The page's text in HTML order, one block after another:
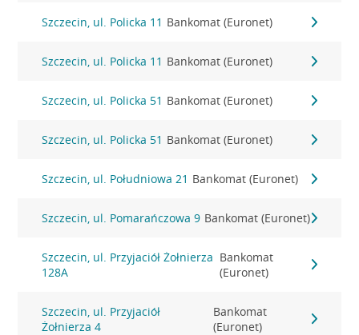
Szczecin, ul. Policka 11 Bankomat (Euronet)
Szczecin, ul. Policka 11 Bankomat (Euronet)
Szczecin, ul. Policka 51 Bankomat (Euronet)
Szczecin, ul. Policka 51 Bankomat (Euronet)
Szczecin, ul. Południowa 21 Bankomat (Euronet)
Szczecin, ul. Pomarańczowa 9 Bankomat (Euronet)
Szczecin, ul. Przyjaciół Żołnierza
128A
Bankomat
(Euronet)
Szczecin, ul. Przyjaciół
Żołnierza 4
Bankomat
(Euronet)